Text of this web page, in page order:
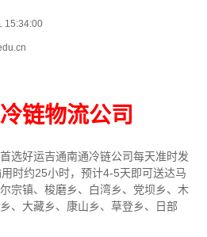
15:34:00
链物流公司
选好运吉通南通冷链公司每天准时发
时约25小时，预计4-5天即可送达马
宗镇、梭磨乡、白湾乡、党坝乡、木
、大藏乡、康山乡、草登乡、日部